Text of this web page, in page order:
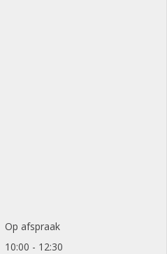
Op afspraak
10:00 - 12:30